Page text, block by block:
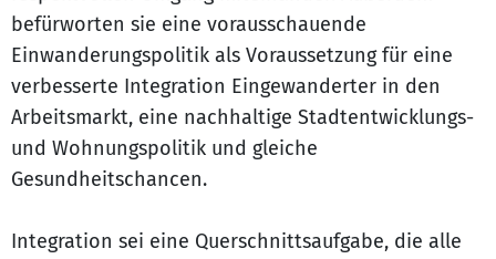
befürworten sie eine vorausschauende
Einwanderungspolitik als Voraussetzung für eine
verbesserte Integration Eingewanderter in den
Arbeitsmarkt, eine nachhaltige Stadtentwicklungs-
und Wohnungspolitik und gleiche
Gesundheitschancen.
Integration sei eine Querschnittsaufgabe, die alle